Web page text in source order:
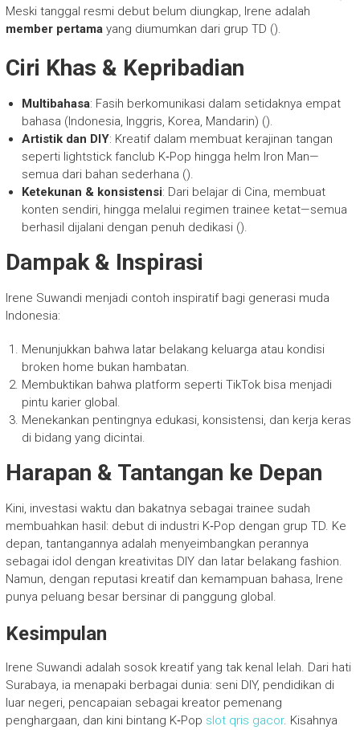
Meski tanggal resmi debut belum diungkap, Irene adalah
member pertamayang diumumkan dari grup TD ().
Ciri Khas & Kepribadian
Multibahasa: Fasih berkomunikasi dalam setidaknya empat
bahasa (Indonesia, Inggris, Korea, Mandarin) ().
Artistik dan DIY: Kreatif dalam membuat kerajinan tangan
seperti lightstick fanclub K‑Pop hingga helm Iron Man—
semua dari bahan sederhana ().
Ketekunan & konsistensi: Dari belajar di Cina, membuat
konten sendiri, hingga melalui regimen trainee ketat—semua
berhasil dijalani dengan penuh dedikasi ().
Dampak & Inspirasi
Irene Suwandi menjadi contoh inspiratif bagi generasi muda
Indonesia:
Menunjukkan bahwa latar belakang keluarga atau kondisi
broken home bukan hambatan.
Membuktikan bahwa platform seperti TikTok bisa menjadi
pintu karier global.
Menekankan pentingnya edukasi, konsistensi, dan kerja keras
di bidang yang dicintai.
Harapan & Tantangan ke Depan
Kini, investasi waktu dan bakatnya sebagai trainee sudah
membuahkan hasil: debut di industri K‑Pop dengan grup TD. Ke
depan, tantangannya adalah menyeimbangkan perannya
sebagai idol dengan kreativitas DIY dan latar belakang fashion.
Namun, dengan reputasi kreatif dan kemampuan bahasa, Irene
punya peluang besar bersinar di panggung global.
Kesimpulan
Irene Suwandi adalah sosok kreatif yang tak kenal lelah. Dari hati
Surabaya, ia menapaki berbagai dunia: seni DIY, pendidikan di
luar negeri, pencapaian sebagai kreator pemenang
penghargaan, dan kini bintang K‑Pop slot qris gacor. Kisahnya